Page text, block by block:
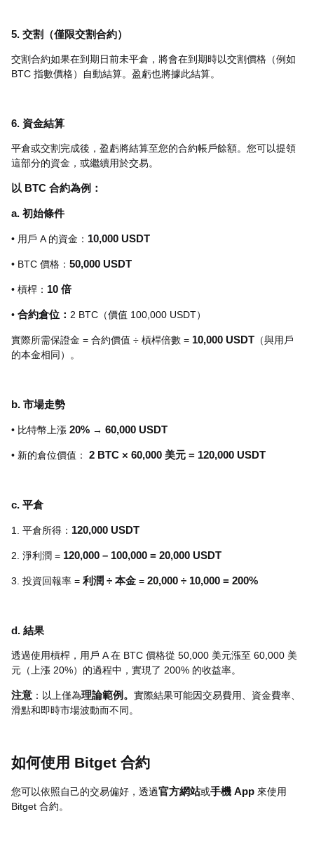
5. 交割（僅限交割合約）
交割合約如果在到期日前未平倉，將會在到期時以交割價格（例如
BTC 指數價格）自動結算。盈虧也將據此結算。
6. 資金結算
平倉或交割完成後，盈虧將結算至您的合約帳戶餘額。您可以提領
這部分的資金，或繼續用於交易。
以 BTC 合約為例：
a. 初始條件
• 用戶 A 的資金： 10,000 USDT
• BTC 價格： 50,000 USDT
• 槓桿： 10 倍
• 合約倉位： 2 BTC（價值 100,000 USDT）
實際所需保證金 = 合約價值 ÷ 槓桿倍數 = 10,000 USDT （與用戶
的本金相同）。
b. 市場走勢
• 比特幣上漲 20% → 60,000 USDT
• 新的倉位價值： 2 BTC × 60,000 美元 = 120,000 USDT
c. 平倉
1. 平倉所得： 120,000 USDT
2. 淨利潤 = 120,000 – 100,000 = 20,000 USDT
3. 投資回報率 = 利潤 ÷ 本金 = 20,000 ÷ 10,000 = 200%
d. 結果
透過使用槓桿，用戶 A 在 BTC 價格從 50,000 美元漲至 60,000 美
元（上漲 20%）的過程中，實現了 200% 的收益率。
注意 ：以上僅為理論範例。 實際結果可能因交易費用、資金費率、
滑點和即時市場波動而不同。
如何使用 Bitget 合約
您可以依照自己的交易偏好，透過官方網站或手機 App 來使用
Bitget 合約。